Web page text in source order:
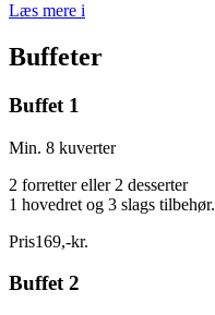
Læs mere i
Buffeter
Buffet 1
Min. 8 kuverter
2 forretter eller 2 desserter
1 hovedret og 3 slags tilbehør.
Pris169,-kr.
Buffet 2